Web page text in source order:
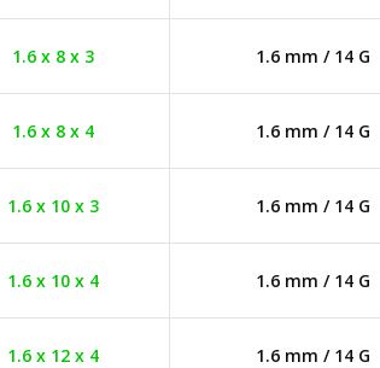
1.6 x 8 x 3 1.6 mm / 14 G
1.6 x 8 x 4 1.6 mm / 14 G
1.6 x 10 x 3 1.6 mm / 14 G
1.6 x 10 x 4 1.6 mm / 14 G
1.6 x 12 x 4 1.6 mm / 14 G